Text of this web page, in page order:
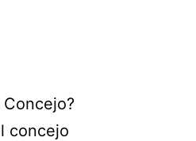
concejo